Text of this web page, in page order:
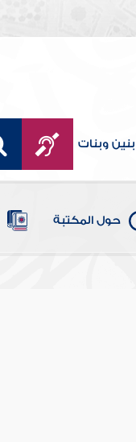
بنين وبنات
حول المكتبة